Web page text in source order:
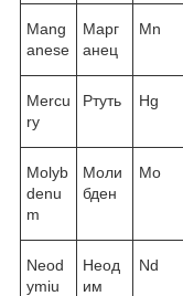
Mang
anese
Марг
анец
Mn
Mercu
ry
Ртуть Hg
Molyb
denu
m
Моли
бден
Mo
Neod
ymiu
Неод
им
Nd